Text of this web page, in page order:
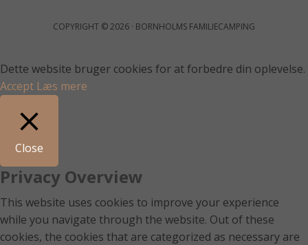
COPYRIGHT © 2026 · BORNHOLMS FAMILIECAMPING
Dette website bruger cookies for at forbedre din oplevelse.
Accept Læs mere
Close
Privacy Overview
This website uses cookies to improve your experience
while you navigate through the website. Out of these
cookies, the cookies that are categorized as necessary are